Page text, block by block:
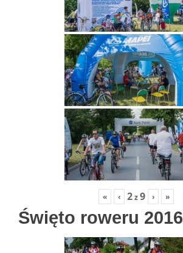
« ‹ 2z9 › »
Święto roweru 2016